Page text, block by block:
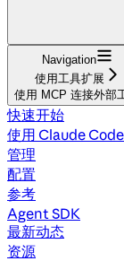
Navigation
使用工具扩展
使用 MCP 连接外部
快速开始
使用 Claude
管理
配置
参考
Agent SDK
最新动态
资源